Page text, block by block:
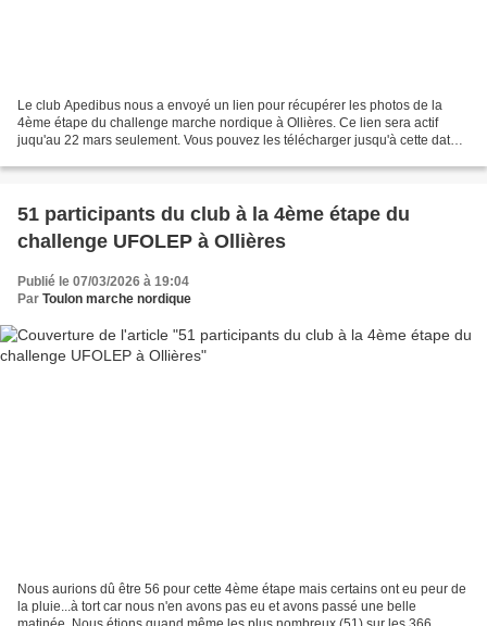
Le club Apedibus nous a envoyé un lien pour récupérer les photos de la
4ème étape du challenge marche nordique à Ollières. Ce lien sera actif
juqu'au 22 mars seulement. Vous pouvez les télécharger jusqu'à cette date.
51 participants du club à la 4ème étape du
challenge UFOLEP à Ollières
Publié le 07/03/2026 à 19:04
Par Toulon marche nordique
Nous aurions dû être 56 pour cette 4ème étape mais certains ont eu peur de
la pluie...à tort car nous n'en avons pas eu et avons passé une belle